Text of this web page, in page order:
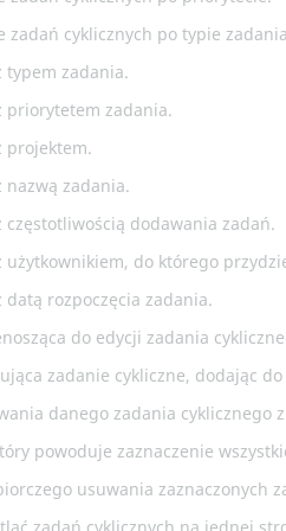
zadań cyklicznych po typie
typem zadania.
priorytetem zadania.
projektem.
nazwą zadania.
częstotliwością dodawania zadań.
użytkownikiem, do którego
datą rozpoczęcia zadania.
do edycji zadania
zadanie cykliczne, dodając
danego zadania cyklicznego
powoduje zaznaczenie
usuwania zaznaczonych